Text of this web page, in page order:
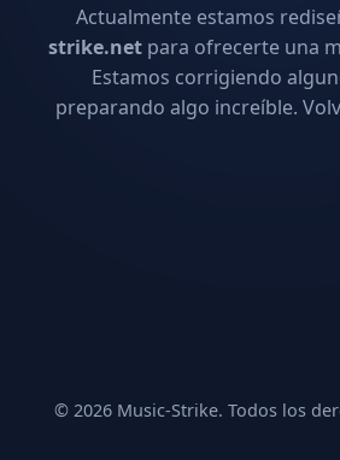
Actualmente estamos
strike.netpara ofrecerte una
Estamos corrigiendo
preparando algo increíble.
© 2026 Music-Strike. Todos los